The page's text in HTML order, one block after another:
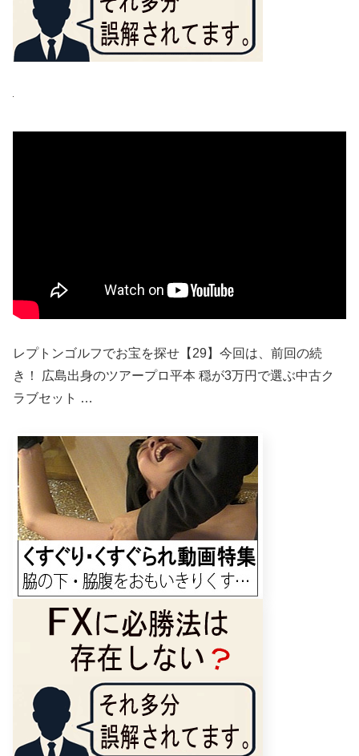
レプトンゴルフでお宝を探せ【29】今回は、前回の続
き！ 広島出身のツアープロ平本 穏が3万円で選ぶ中古ク
ラブセット …